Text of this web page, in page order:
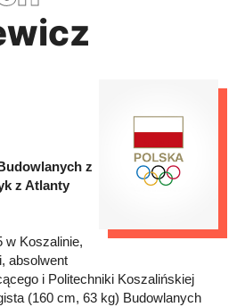
z
z Atlanty
w Koszalinie,
absolwent
i Politechniki Koszalińskiej
(160 cm, 63 kg) Budowlanych